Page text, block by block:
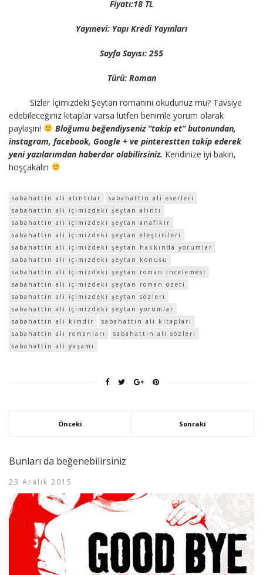
Fiyatı:18 TL
Yayınevi: Yapı Kredi Yayınları
Sayfa Sayısı: 255
Türü: Roman
Sizler İçimizdeki Şeytan romanını okudunuz mu? Tavsiye
edebileceğiniz kitaplar varsa lütfen benimle yorum olarak
paylaşın!
Bloğumu beğendiyseniz “takip et” butonundan,
instagram, facebook, Google + ve pinterestten takip ederek
yeni yazılarımdan haberdar olabilirsiniz. Kendinize iyi bakın,
hoşçakalın
sabahattin ali alıntılar
sabahattin ali eserleri
sabahattin ali içimizdeki şeytan alıntı
sabahattin ali içimizdeki şeytan anafikir
sabahattin ali içimizdeki şeytan eleştirileri
sabahattin ali içimizdeki şeytan hakkında yorumlar
sabahattin ali içimizdeki şeytan konusu
sabahattin ali içimizdeki şeytan roman incelemesi
sabahattin ali içimizdeki şeytan roman özeti
sabahattin ali içimizdeki şeytan sözleri
sabahattin ali içimizdeki şeytan yorumlar
sabahattin ali kimdir
sabahattin ali kitapları
sabahattin ali romanları
sabahattin ali sözleri
sabahattin ali yaşamı
Önceki Sonraki
Bunları da beğenebilirsiniz
23 Aralık 2015